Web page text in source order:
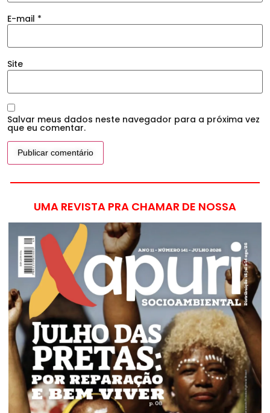
E-mail *
Site
Salvar meus dados neste navegador para a próxima vez
que eu comentar.
UMA REVISTA PRA CHAMAR DE NOSSA